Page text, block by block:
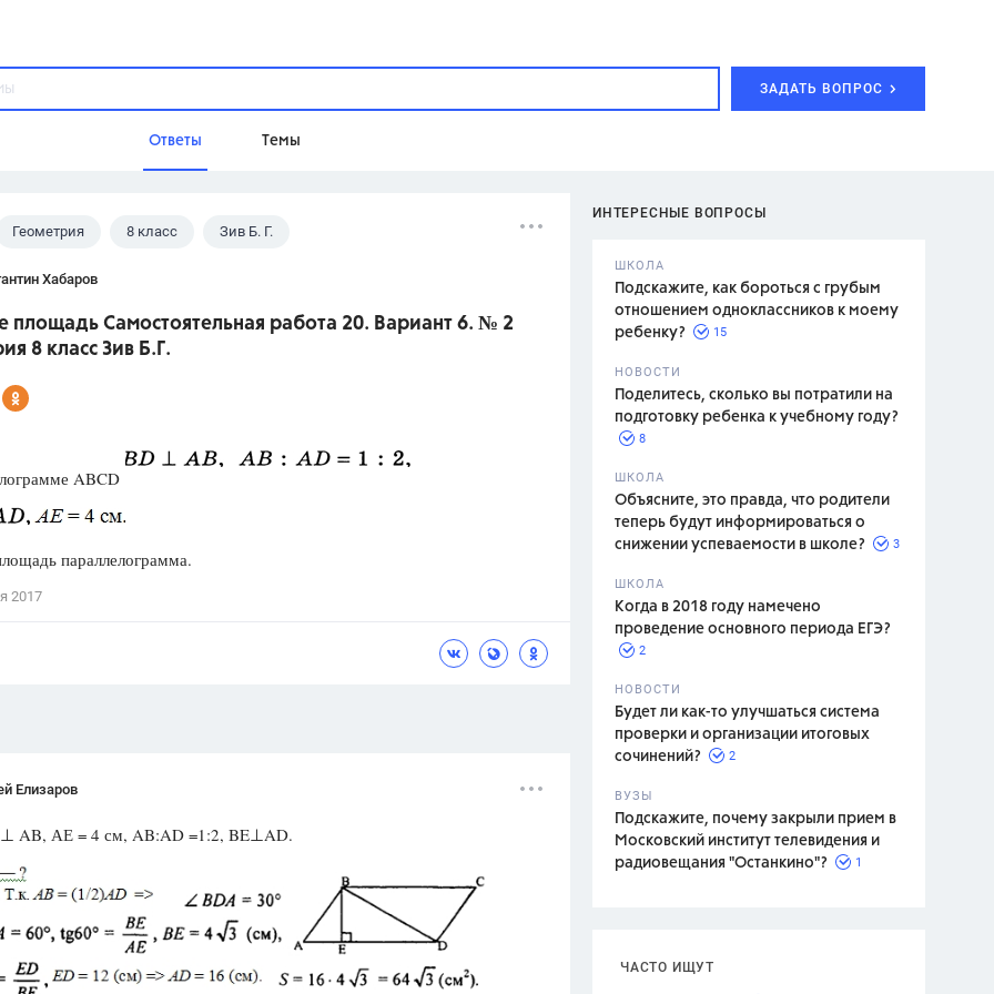
ЗАДАТЬ ВОПРОС
Ответы Темы
Домашнее задание
Школа
Разумовская М.М., Габриелян О.С.,
ИНТЕРЕСНЫЕ ВОПРОСЫ
ШКОЛА
Подскажите, как бороться с грубым
отношением одноклассников к моему
ребенку?
15
НОВОСТИ
Поделитесь, сколько вы потратили на
подготовку ребенка к учебному году?
8
ШКОЛА
Объясните, это правда, что родители
теперь будут информироваться о
снижении успеваемости в школе?
3
ШКОЛА
Когда в 2018 году намечено
проведение основного периода ЕГЭ?
2
НОВОСТИ
Будет ли как-то улучшаться система
проверки и организации итоговых
сочинений?
2
ВУЗЫ
Подскажите, почему закрыли прием в
Московский институт телевидения и
радиовещания "Останкино"?
1
ЧАСТО ИЩУТ
Геометрия 8 класс Зив Б. Г.
Хабаров
площадь Самостоятельная работа 20. Вариант 6. № 2
8 класс Зив Б.Г.
ABCD
параллелограмма.
2017
Елизаров
AB, АЕ = 4 см, AB:AD =1:2, BE⊥AD.